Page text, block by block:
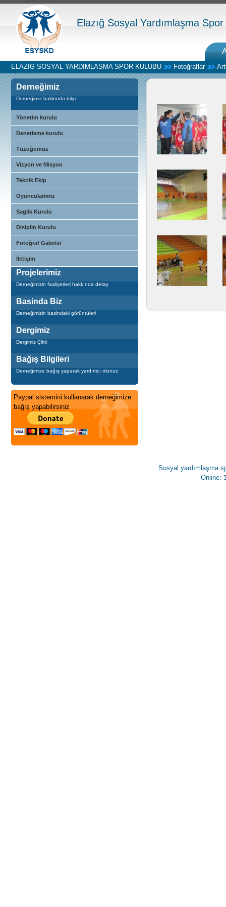
Elazığ Sosyal Yardımlaşma
ELAZIG SOSYAL YARDIMLASMA SPOR KULUBU Fotoğraflar
Derneğimiz
Derneğimiz hakkında bilgi
Yönetim kurulu
Denetleme kurulu
Tüzüğümüz
Vizyon ve Misyon
Teknik Ekip
Oyuncularimiz
Saglik Kurulu
Disiplin Kurulu
Fotoğraf Galerisi
İletişim
Projelerimiz
Derneğimizin faaliyetleri hakkında detay
Basinda Biz
Derneğimizin basindaki görüntüleri
Dergimiz
Dergimiz Çikti
Bağış Bilgileri
Derneğimize bağış yaparak yardımcı olunuz
Paypal sistemini kullanarak derneğimize
bağış yapabilirsiniz
Sosyal yardımlaşma
Online: